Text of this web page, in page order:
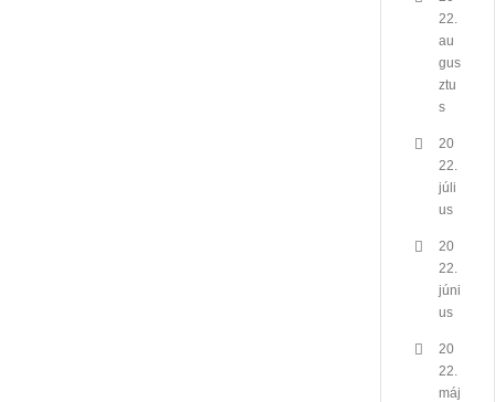
22.
au
gus
ztu
s
20
22.
júli
us
20
22.
júni
us
20
22.
máj